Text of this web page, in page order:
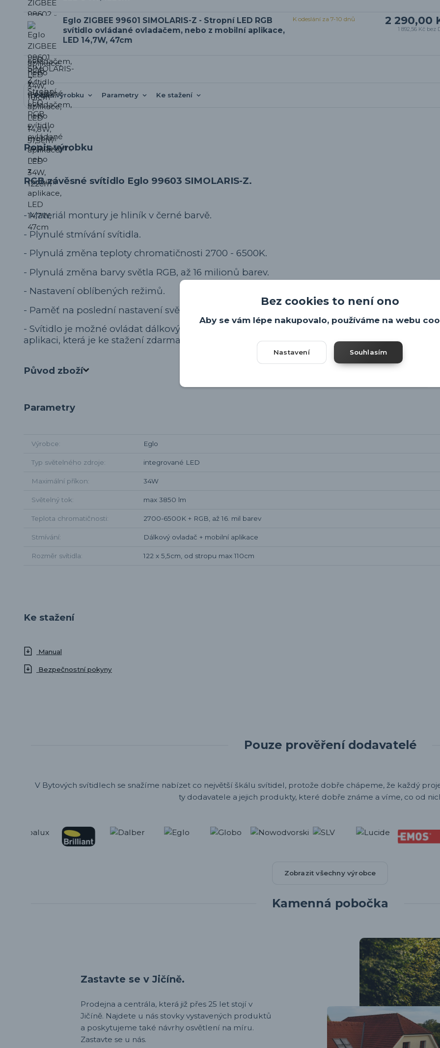
Eglo ZIGBEE 99601 SIMOLARIS-Z - Stropní LED RGB
svítidlo ovládané ovladačem, nebo z mobilní aplikace,
LED 14,7W, 47cm
2 290,00
1 892,56 Kč bez
K odeslání za 7-10 dnů
Popis výrobku Parametry Ke stažení
Popis výrobku
RGB závěsné svítidlo Eglo 99603 SIMOLARIS-Z.
-Materiál montury je hliník v černé barvě.
- Plynulé stmívání svítidla.
- Plynulá změna teploty chromatičnosti 2700 - 6500K.
- Plynulá změna barvy světla RGB, až 16 milionů barev.
- Nastavení oblíbených režimů.
- Paměť na poslední nastavení světla.
- Svítidlo je možné ovládat dálkovým ovladačem
aplikaci, která je ke stažení zdarma na Google Play. Aplikace dostupná i pro IOS.
Původ zboží
Parametry
Výrobce Eglo
Typ světelného zdroje integrované LED
Maximální příkon 34W
Světelný tok max 3850 lm
Teplota chromatičnosti 2700-6500K + RGB, až 16. mil barev
Stmívání Dálkový ovladač + mobilní aplikace
Rozměr svítidla 122 x 5,5cm, od stropu max 110cm
Ke stažení
Manual
Bezpečnostní pokyny
Pouze prověření dodavatelé
V Bytových svítidlech se snažíme nabízet co největší škálu svítidel, protože dobře chápeme, že každý
ty dodavatele a jejich produkty, které dobře známe a víme, co od
Zobrazit všechny výrobce
Kamenná pobočka
Zastavte se v Jičíně.
Prodejna a centrála, která již přes 25 let stojí v
Jičíně. Najdete u nás stovky vystavených produktů
a poskytujeme také návrhy osvětlení na míru.
Zastavte se u nás.
Bez cookies to není ono
Aby se vám lépe nakupovalo, používáme na webu
Nastavení Souhlasím